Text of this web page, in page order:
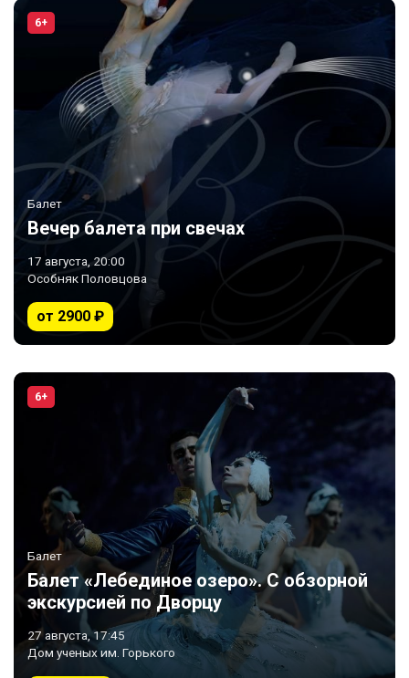
6+
Балет
Вечер балета при свечах
17 августа, 20:00
Особняк Половцова
от 2900 ₽
6+
Балет
Балет «Лебединое озеро». С обзорной
экскурсией по Дворцу
27 августа, 17:45
Дом ученых им. Горького